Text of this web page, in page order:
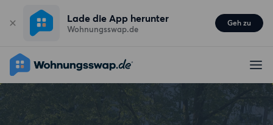
Lade die App herunter
Wohnungsswap.de
Geh zu